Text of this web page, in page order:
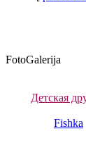
FotoGalerija
Детская
Fishka